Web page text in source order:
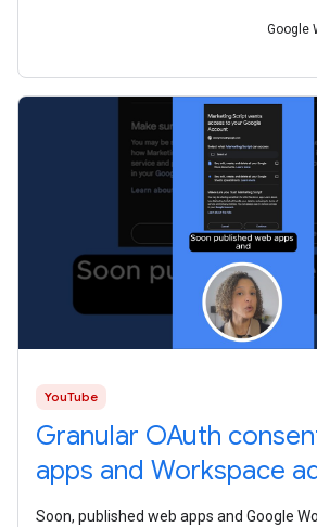
Google
YouTube
Granular OAuth
apps and Workspace
Soon, published web apps and Google